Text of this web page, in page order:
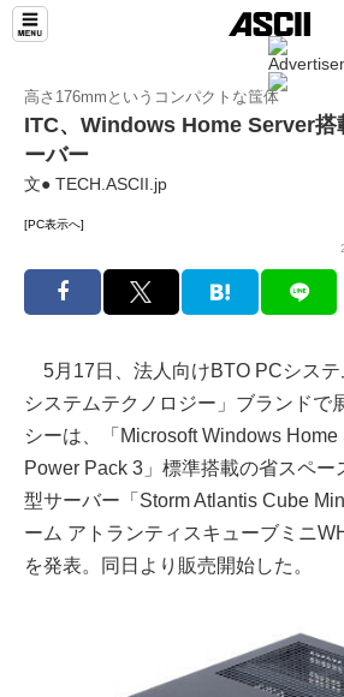
高さ176mmというコンパクトな筺体
ITC、Windows Home Server搭
ーバー
文● TECH.ASCII.jp
[PC表示へ]
5月17日、法人向けBTO PCシステ
システムテクノロジー」ブランドで
シーは、「Microsoft Windows Home
Power Pack 3」標準搭載の省スペー
型サーバー「Storm Atlantis Cube
ーム アトランティスキューブミニ
を発表。同日より販売開始した。